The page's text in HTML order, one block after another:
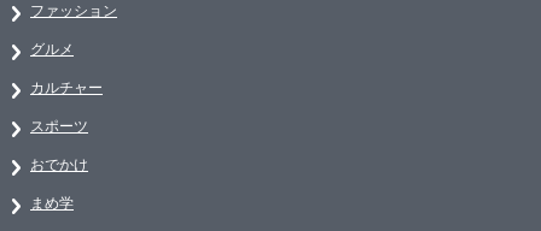
ファッション
グルメ
カルチャー
スポーツ
おでかけ
まめ学